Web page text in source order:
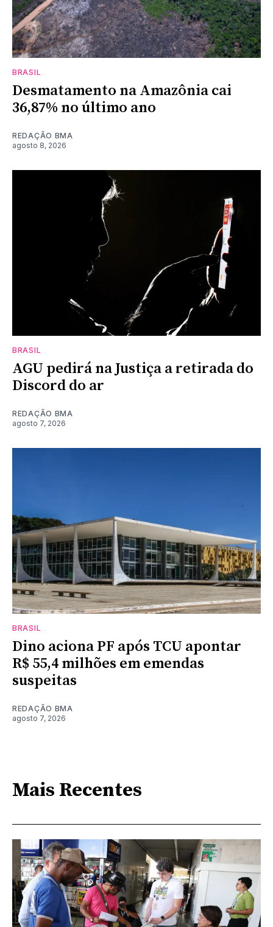
BRASIL
Desmatamento na Amazônia cai
36,87% no último ano
REDAÇÃO BMA
agosto 8, 2026
BRASIL
AGU pedirá na Justiça a retirada do
Discord do ar
REDAÇÃO BMA
agosto 7, 2026
BRASIL
Dino aciona PF após TCU apontar
R$ 55,4 milhões em emendas
suspeitas
REDAÇÃO BMA
agosto 7, 2026
Mais Recentes